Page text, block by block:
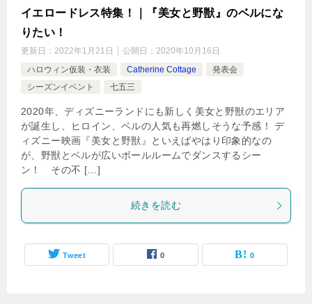
イエロードレス特集！｜『美女と野獣』のベルにな
りたい！
更新日： 2022年1月21日 公開日： 2020年10月16日
ハロウィン仮装・衣装
Catherine Cottage
発表会
シーズンイベント
七五三
2020年、ディズニーランドにも新しく美女と野獣のエリア
が誕生し、ヒロイン、ベルの人気も再燃しそうな予感！ デ
ィズニー映画『美女と野獣』といえばやはり印象的なの
が、野獣とベルが広いボールルームでダンスするシー
ン！ その不 […]
続きを読む
Tweet 0 0